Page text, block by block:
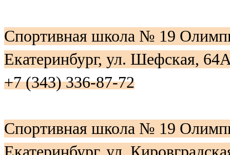
Спортивная школа № 19
Екатеринбург, ул. Шефская,
+7 (343) 336-87-72
Спортивная школа № 19